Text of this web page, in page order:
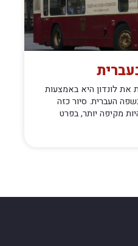
את לונדון היא באמצעות
העברית. סיור כזה
מקיפה יותר, בפרט